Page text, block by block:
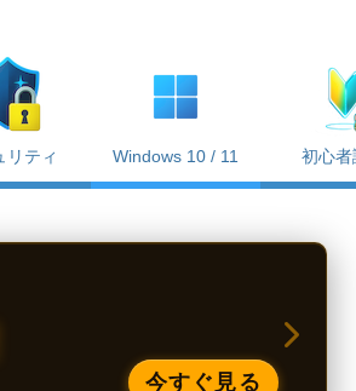
リティ Windows 10 / 11 初心者
今すぐ見る